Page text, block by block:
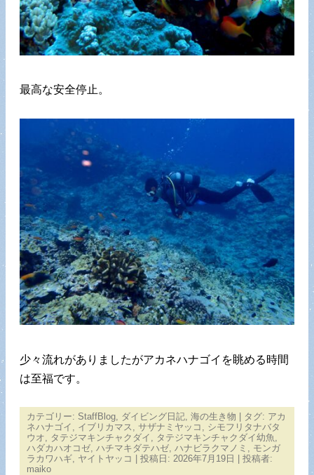
最高な安全停止。
少々流れがありましたがアカネハナゴイを眺める時間
は至福です。
カテゴリー: StaffBlog ダイビング日記 海の生き物 | タグ: アカ
ネハナゴイ
イブリカマス サザナミヤッコ
シモフリタナバタ
ウオ
タテジマキンチャクダイ タテジマキンチャクダイ幼魚
ハダカハオコゼ ハチマキダテハゼ ハナビラクマノミ
モンガ
ラカワハギ ヤイトヤッコ | 投稿日: 2026年7月19日
投稿者:
maiko